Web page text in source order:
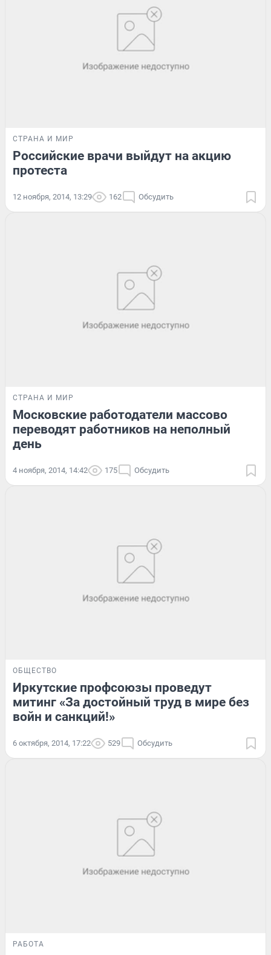
СТРАНА И МИР
Российские врачи выйдут на акцию
протеста
12 ноября, 2014, 13:29 162 Обсудить
СТРАНА И МИР
Московские работодатели массово
переводят работников на неполный
день
4 ноября, 2014, 14:42 175 Обсудить
ОБЩЕСТВО
Иркутские профсоюзы проведут
митинг «За достойный труд в мире без
войн и санкций!»
6 октября, 2014, 17:22 529 Обсудить
РАБОТА